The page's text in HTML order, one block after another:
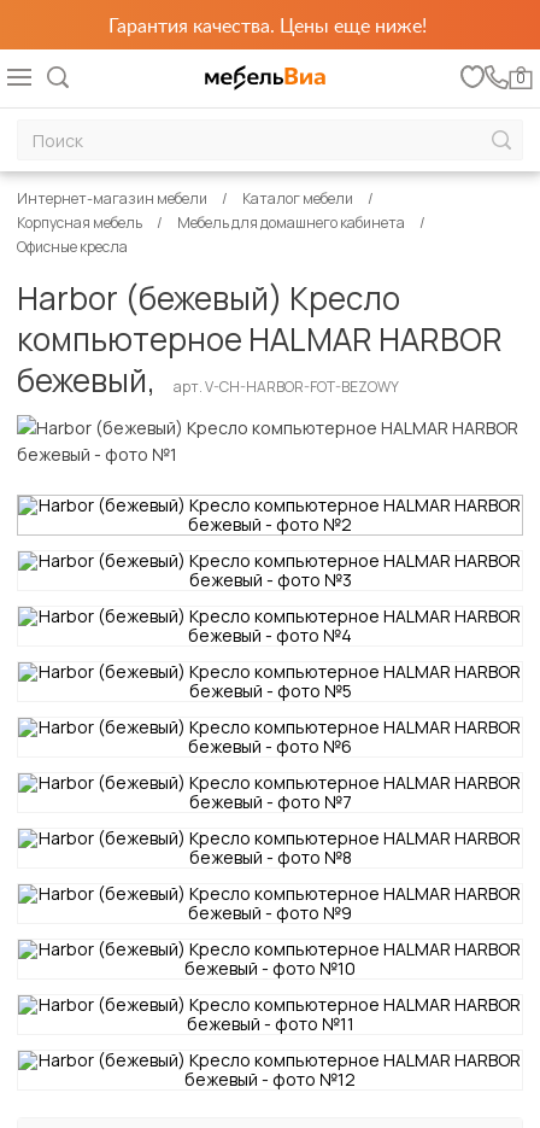
Гарантия качества. Цены еще ниже!
0
Интернет-магазин мебели
Каталог мебели
Корпусная мебель
Мебель для домашнего кабинета
Офисные кресла
Harbor (бежевый) Кресло
компьютерное HALMAR HARBOR
бежевый,
арт. V-CH-HARBOR-FOT-BEZOWY